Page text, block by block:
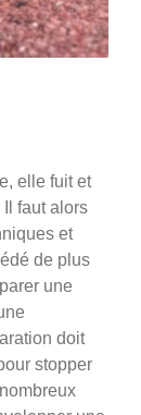
elle fuit et
faut alors
et
de plus
une
doit
stopper